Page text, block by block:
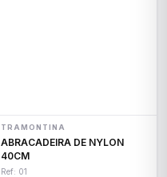
TRAMONTINA
ABRACADEIRA DE NYLON
40CM
Ref: 01